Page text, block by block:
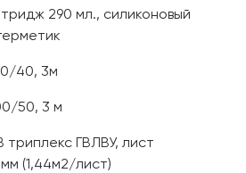
290 мл., силиконовый
40, 3м
50, 3 м
ГВЛВУ, лист
(1,44м2/лист)